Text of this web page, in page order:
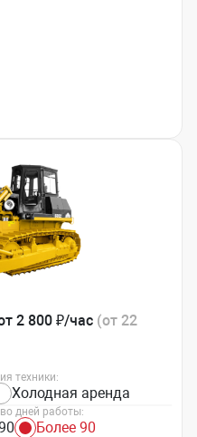
2 800 ₽/час (от 22
техники:
Холодная аренда
дней работы:
Более 90